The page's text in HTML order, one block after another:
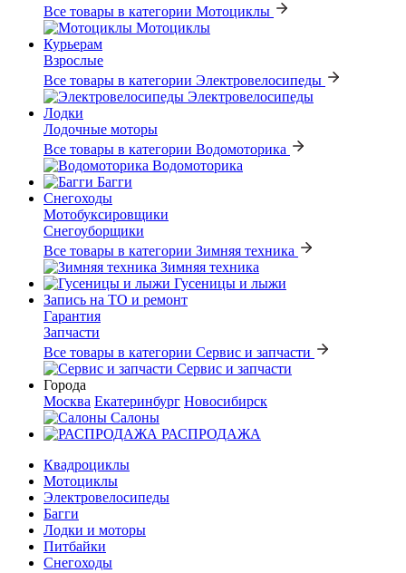
Все товары в категории Мотоциклы
Мотоциклы
Курьерам
Взрослые
Все товары в категории Электровелосипеды
Электровелосипеды
Лодки
Лодочные моторы
Все товары в категории Водомоторика
Водомоторика
Багги
Снегоходы
Мотобуксировщики
Снегоуборщики
Все товары в категории Зимняя техника
Зимняя техника
Гусеницы и лыжи
Запись на ТО и ремонт
Гарантия
Запчасти
Все товары в категории Сервис и запчасти
Сервис и запчасти
Города
Москва Екатеринбург Новосибирск
Салоны
РАСПРОДАЖА
Квадроциклы
Мотоциклы
Электровелосипеды
Багги
Лодки и моторы
Питбайки
Снегоходы